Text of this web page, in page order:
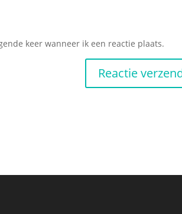
keer wanneer ik een reactie plaats.